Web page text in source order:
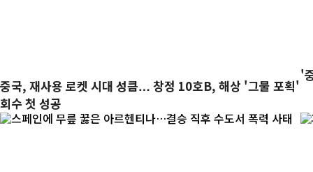
중국, 재사용 로켓 시대 성큼… 창정 10호B, 해상 '그물 포획'
회수 첫 성공
'